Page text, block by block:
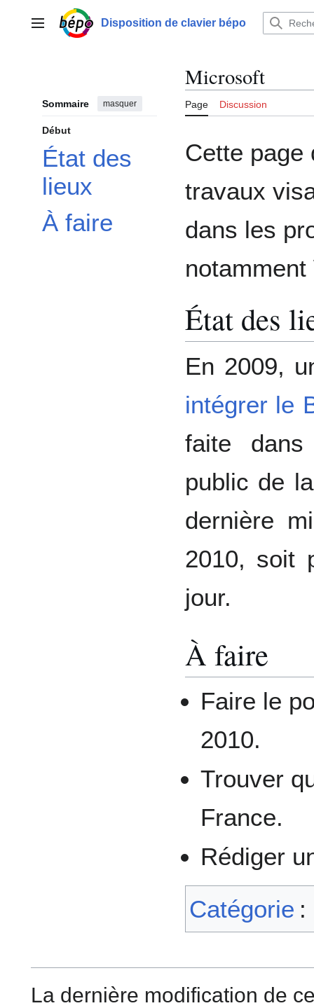
contenuMenu principalDisposition de clavier bépo
Sommaire masquer
Début
État des
lieux
À faire
Microsoft
Page Discussion
Cette page
travaux
dans les
État des
En 2009,
intégrer le
faite
public de
dernière
2010, soit
jour.
À faire
Faire le
2010.
Trouver
France.
Rédiger
Catégorie :
La dernière modification de